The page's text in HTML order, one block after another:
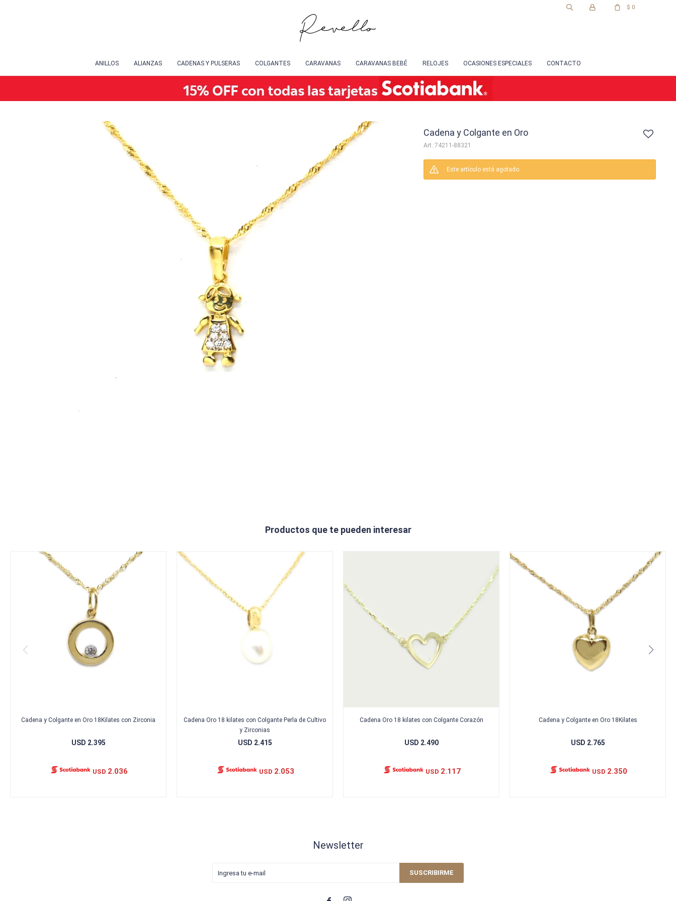
ANILLOS ALIANZAS CADENAS Y PULSERAS COLGANTES CARAVANAS CARAVANAS BEBÉ RELOJES OCASIONES ESPECIALES CONTACTO
$ 0
Cadena y Colgante en Oro
74211-88321
Este artículo está agotado.
Productos que te pueden interesar
Cadena y Colgante en Oro 18Kilates con Zirconia
USD 2.395
USD 2.036
Cadena Oro 18 kilates con Colgante Perla de Cultivo
y Zirconias
USD 2.415
USD 2.053
Cadena Oro 18 kilates con Colgante Corazón
USD 2.490
USD 2.117
Cadena y Colgante en Oro 18Kilates
USD 2.765
USD 2.350
Newsletter
SUSCRIBIRME